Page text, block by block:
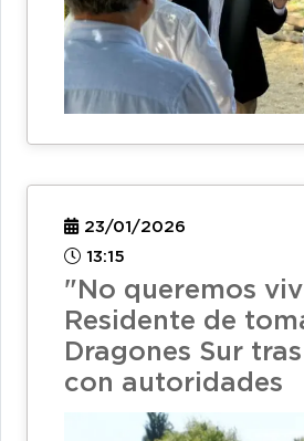
23/01/2026
13:15
"No queremos
Residente de
Dragones Sur
con autoridades